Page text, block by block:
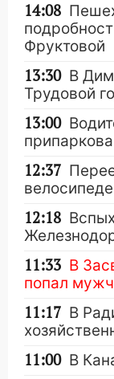
14:08
Фруктовой
13:30 В
Трудовой
13:00
12:37
12:18
11:33 В
попал
11:17 В
11:00 В